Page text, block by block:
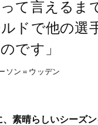
て言えるま
ドで他の選
です」
ソン＝ウッデン
素晴らしいシーズ